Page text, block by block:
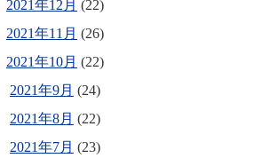
2021年12月 (22)
2021年11月 (26)
2021年10月 (22)
2021年9月 (24)
2021年8月 (22)
2021年7月 (23)